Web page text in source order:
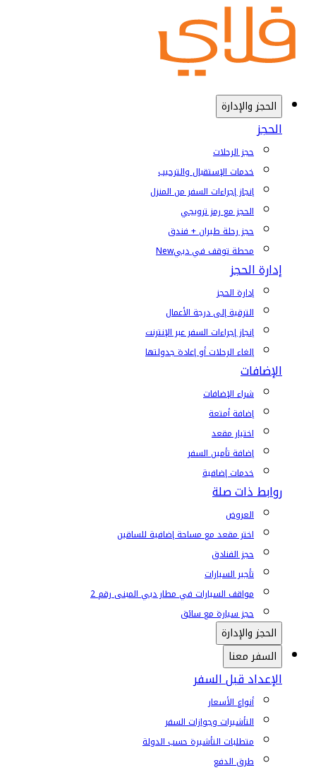
الحجز والإدارة
الحجز
حجز الرحلات
خدمات الإستقبال والترحيب
إنجاز إجراءات السفر من المنزل
الحجز مع رمز ترويجي
حجز رحلة طيران + فندق
محطة توقف في دبيNew
إدارة الحجز
إدارة الحجز
الترقية إلى درجة الأعمال
إنجاز إجراءات السفر عبر الإنترنت
إلغاء الرحلات أو إعادة جدولتها
الإضافات
شراء الإضافات
إضافة أمتعة
اختيار مقعد
إضافة تأمين السفر
خدمات إضافية
روابط ذات صلة
العروض
اختر مقعد مع مساحة إضافية للساقين
حجز الفنادق
تأجير السيارات
مواقف السيارات في مطار دبي المبنى رقم 2
حجز سيارة مع سائق
الحجز والإدارة
السفر معنا
الإعداد قبل السفر
أنواع الأسعار
التأشيرات وجوازات السفر
متطلبات التأشيرة حسب الدولة
طرق الدفع